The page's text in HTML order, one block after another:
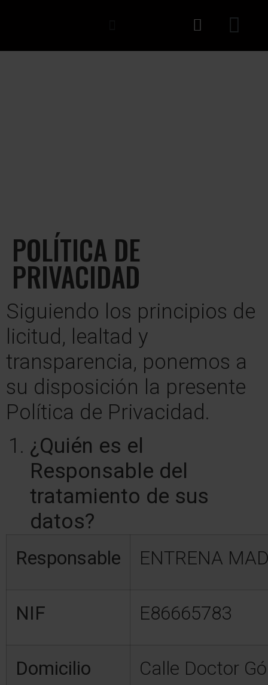
POLÍTICA DE
PRIVACIDAD
Siguiendo los principios de
licitud, lealtad y
transparencia, ponemos a
su disposición la presente
Política de Privacidad.
¿Quién es el
Responsable del
tratamiento de sus
datos?
Responsable ENTRENA
NIF E86665783
Domicilio
Calle Doctor